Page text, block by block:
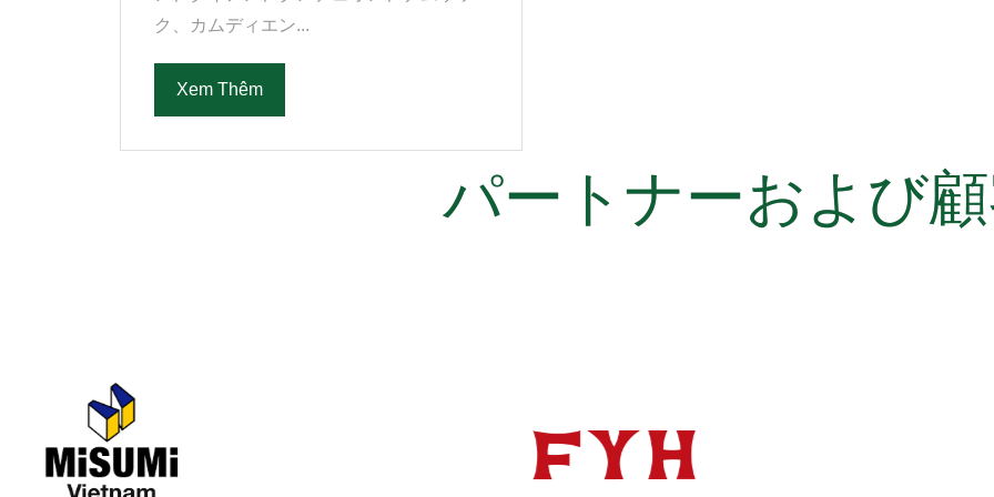
ク、カムディエン...
Xem Thêm
パートナーおよび